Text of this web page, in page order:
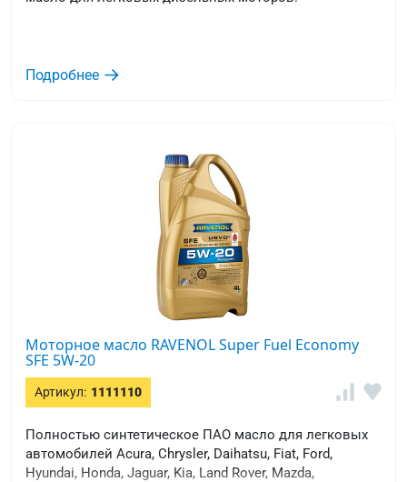
Подробнее
Моторное масло RAVENOL Super Fuel Economy
SFE 5W-20
Артикул: 1111110
Полностью синтетическое ПАО масло для легковых
автомобилей Acura, Chrysler, Daihatsu, Fiat, Ford,
Hyundai, Honda, Jaguar, Kia, Land Rover, Mazda,